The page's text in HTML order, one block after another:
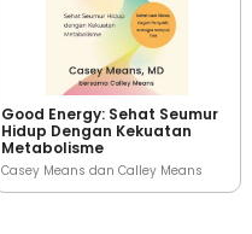
Good Energy: Sehat Seumur
Hidup Dengan Kekuatan
Metabolisme
Casey Means dan Calley Means